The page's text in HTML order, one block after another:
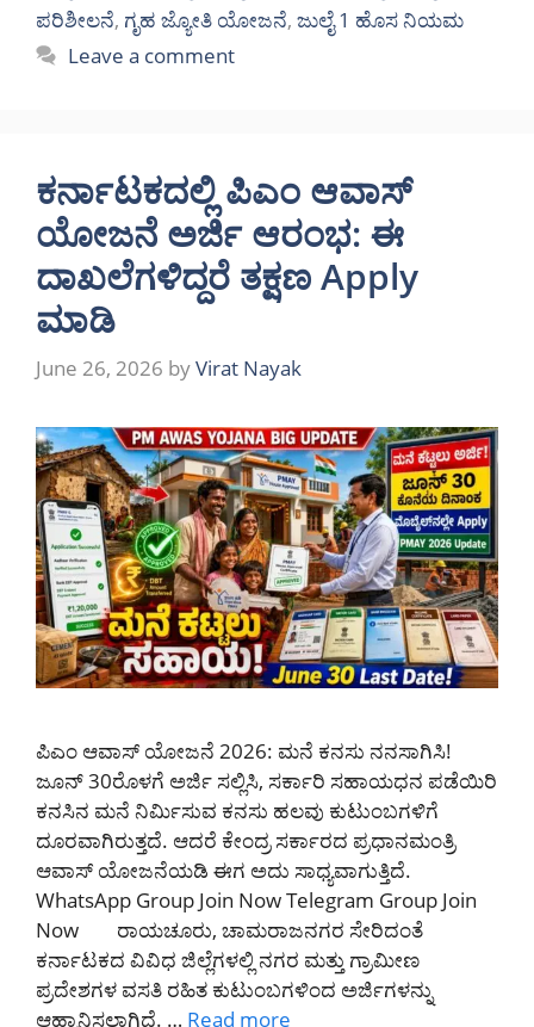
ಪರಿಶೀಲನೆ, ಗೃಹ ಜ್ಯೋತಿ ಯೋಜನೆ, ಜುಲೈ 1 ಹೊಸ ನಿಯಮ
Leave a comment
ಕರ್ನಾಟಕದಲ್ಲಿ ಪಿಎಂ ಆವಾಸ್
ಯೋಜನೆ ಅರ್ಜಿ ಆರಂಭ: ಈ
ದಾಖಲೆಗಳಿದ್ದರೆ ತಕ್ಷಣ Apply
ಮಾಡಿ
June 26, 2026 byVirat Nayak
ಪಿಎಂ ಆವಾಸ್ ಯೋಜನೆ 2026: ಮನೆ ಕನಸು ನನಸಾಗಿಸಿ!
ಜೂನ್ 30ರೊಳಗೆ ಅರ್ಜಿ ಸಲ್ಲಿಸಿ, ಸರ್ಕಾರಿ ಸಹಾಯಧನ ಪಡೆಯಿರಿ
ಕನಸಿನ ಮನೆ ನಿರ್ಮಿಸುವ ಕನಸು ಹಲವು ಕುಟುಂಬಗಳಿಗೆ
ದೂರವಾಗಿರುತ್ತದೆ. ಆದರೆ ಕೇಂದ್ರ ಸರ್ಕಾರದ ಪ್ರಧಾನಮಂತ್ರಿ
ಆವಾಸ್ ಯೋಜನೆಯಡಿ ಈಗ ಅದು ಸಾಧ್ಯವಾಗುತ್ತಿದೆ.
WhatsApp Group Join Now Telegram Group Join
Now ರಾಯಚೂರು, ಚಾಮರಾಜನಗರ ಸೇರಿದಂತೆ
ಕರ್ನಾಟಕದ ವಿವಿಧ ಜಿಲ್ಲೆಗಳಲ್ಲಿ ನಗರ ಮತ್ತು ಗ್ರಾಮೀಣ
ಪ್ರದೇಶಗಳ ವಸತಿ ರಹಿತ ಕುಟುಂಬಗಳಿಂದ ಅರ್ಜಿಗಳನ್ನು
ಆಹ್ವಾನಿಸಲಾಗಿದೆ. … Read more